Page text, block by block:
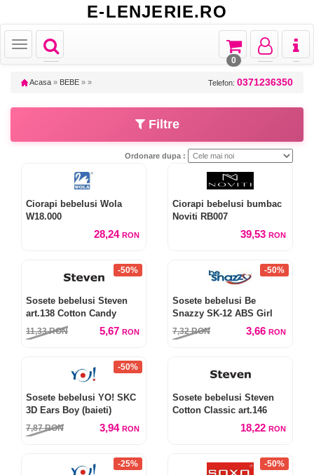
E-LENJERIE.RO
Toggle
navigation
Toggle
Toggle
navigation
Toggle
navigation
Toggle
navigation
0
Acasa » BEBE » » Telefon: 0371236350
Filtre
Ordonare dupa :
Ciorapi bebelusi Wola
W18.000
28,24 RON
Ciorapi bebelusi bumbac
Noviti RB007
39,53 RON
-50%
Sosete bebelusi Steven
art.138 Cotton Candy
11,33RON 5,67 RON
-50%
Sosete bebelusi Be
Snazzy SK-12 ABS Girl
7,32RON 3,66 RON
-50%
Sosete bebelusi YO! SKC
3D Ears Boy (baieti)
7,87RON 3,94 RON
Sosete bebelusi Steven
Cotton Classic art.146
18,22 RON
-25% -50%